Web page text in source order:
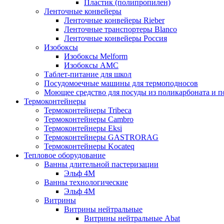
Пластик (полипропилен)
Ленточные конвейеры
Ленточные конвейеры Rieber
Ленточные транспортеры Blanco
Ленточные конвейеры Россия
Изобоксы
Изобоксы Melform
Изобоксы AMC
Таблет-питание для школ
Посудомоечные машины для термоподносов
Моющее средство для посуды из поликарбоната и
Термоконтейнеры
Термоконтейнеры Tribeca
Термоконтейнеры Cambro
Термоконтейнеры Eksi
Термоконтейнеры GASTRORAG
Термоконтейнеры Kocateq
Тепловое оборудование
Ванны длительной пастеризации
Эльф 4М
Ванны технологические
Эльф 4М
Витрины
Витрины нейтральные
Витрины нейтральные Abat